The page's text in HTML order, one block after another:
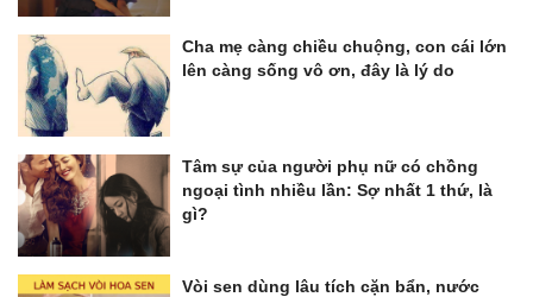
Cha mẹ càng chiều chuộng, con cái lớn
lên càng sống vô ơn, đây là lý do
Tâm sự của người phụ nữ có chồng
ngoại tình nhiều lần: Sợ nhất 1 thứ, là
gì?
Vòi sen dùng lâu tích cặn bẩn, nước